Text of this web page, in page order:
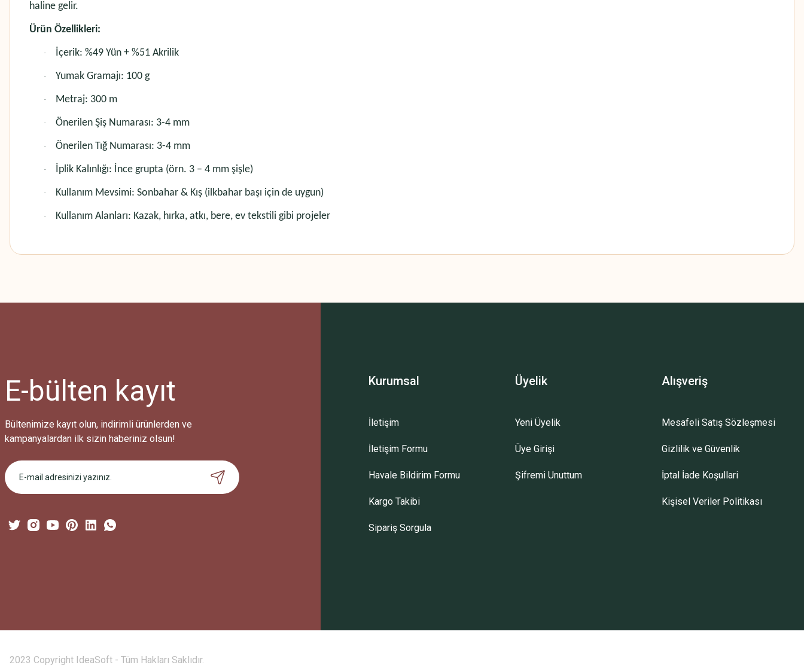
haline gelir.
Ürün Özellikleri:
· İçerik: %49 Yün + %51 Akrilik
· Yumak Gramajı: 100 g
· Metraj: 300 m
· Önerilen Şiş Numarası: 3-4 mm
· Önerilen Tığ Numarası: 3-4 mm
· İplik Kalınlığı: İnce grupta (örn. 3 – 4 mm şişle)
· Kullanım Mevsimi: Sonbahar & Kış (ilkbahar başı için de uygun)
· Kullanım Alanları: Kazak, hırka, atkı, bere, ev tekstili gibi projeler
Bu ürüne ilk yorumu siz yapın!
Bu ürüne benzer farklı alternatifler olmalı.
Gönder
E-bülten kayıt
Bültenimize kayıt olun, indirimli ürünlerden ve
kampanyalardan ilk sizin haberiniz olsun!
Kurumsal
İletişim
İletişim Formu
Havale Bildirim Formu
Kargo Takibi
Sipariş Sorgula
Üyelik
Yeni Üyelik
Üye Girişi
Şifremi Unuttum
Alışveriş
Mesafeli Satış Sözleşmesi
Gizlilik ve Güvenlik
İptal İade Koşullari
Kişisel Veriler Politikası
2023 Copyright IdeaSoft - Tüm Hakları Saklıdır.